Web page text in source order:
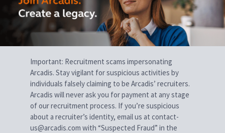
Important: Recruitment scams impersonating
Arcadis. Stay vigilant for suspicious activities by
individuals falsely claiming to be Arcadis’ recruiters.
Arcadis will never ask you for payment at any stage
of our recruitment process. If you’re suspicious
about a recruiter’s identity, email us at contact-
us@arcadis.com with “Suspected Fraud” in the